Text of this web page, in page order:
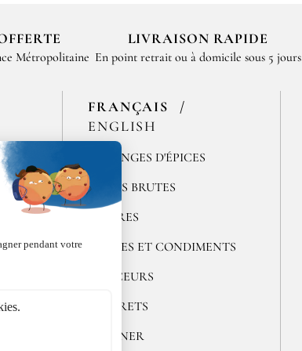
du goût amer de l’anis.
Métropolitaine
LIVRAISON RAPIDE
En point retrait ou à domicile sous 5 jours
FRANÇAIS
ENGLISH
MÉLANGES D'ÉPICES
ÉPICES BRUTES
POIVRES
ALGUES ET CONDIMENTS
DOUCEURS
COFFRETS
CUISINER